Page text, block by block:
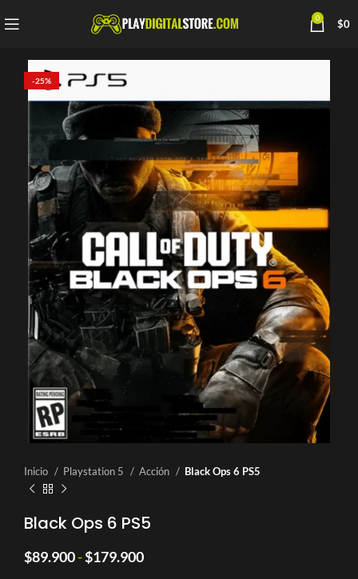
0 $0
-25%
Inicio Playstation 5 Acción Black Ops 6 PS5
Black Ops 6 PS5
$89.900-$179.900Rango